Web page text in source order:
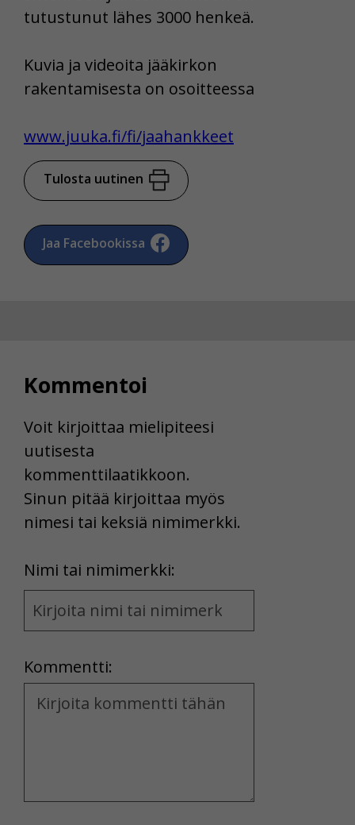
tutustunut lähes 3000 henkeä.
Kuvia ja videoita jääkirkon
rakentamisesta on osoitteessa
www.juuka.fi/fi/jaahankkeet
Tulosta uutinen
Jaa Facebookissa
Kommentoi
Voit kirjoittaa mielipiteesi
uutisesta
kommenttilaatikkoon.
Sinun pitää kirjoittaa myös
nimesi tai keksiä nimimerkki.
Nimi tai nimimerkki:
Name
and
Kommentti:
Kommentti